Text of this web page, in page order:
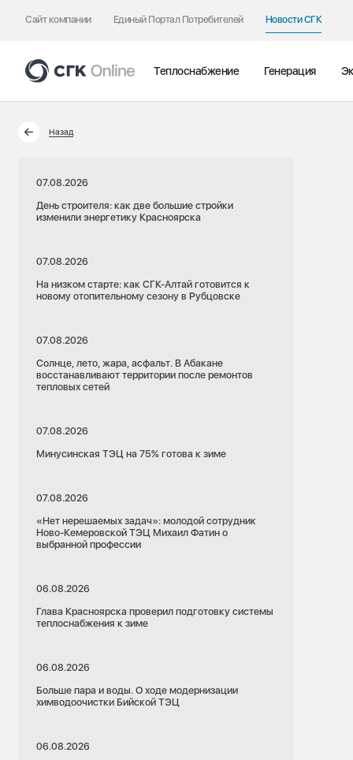
Сайт компании Единый Портал Потребителей Новости СГК
Теплоснабжение Генерация
Назад
07.08.2026
День строителя: как две большие стройки
изменили энергетику Красноярска
07.08.2026
На низком старте: как СГК-Алтай готовится к
новому отопительному сезону в Рубцовске
07.08.2026
Солнце, лето, жара, асфальт. В Абакане
восстанавливают территории после ремонтов
тепловых сетей
07.08.2026
Минусинская ТЭЦ на 75% готова к зиме
07.08.2026
«Нет нерешаемых задач»: молодой сотрудник
Ново-Кемеровской ТЭЦ Михаил Фатин о
выбранной профессии
06.08.2026
Глава Красноярска проверил подготовку системы
теплоснабжения к зиме
06.08.2026
Больше пара и воды. О ходе модернизации
химводоочистки Бийской ТЭЦ
06.08.2026